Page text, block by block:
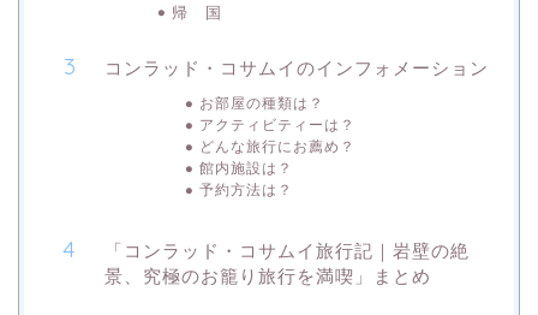
帰 国
コンラッド・コサムイのインフォメーション
お部屋の種類は？
アクティビティーは？
どんな旅行にお薦め？
館内施設は？
予約方法は？
「コンラッド・コサムイ旅行記｜岩壁の絶
景、究極のお籠り旅行を満喫」まとめ